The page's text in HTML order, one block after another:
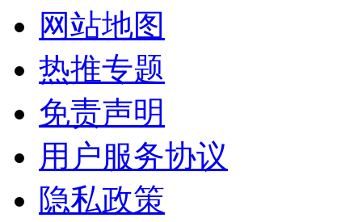
网站地图
热推专题
免责声明
用户服务协议
隐私政策